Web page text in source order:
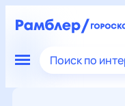
Поиск по